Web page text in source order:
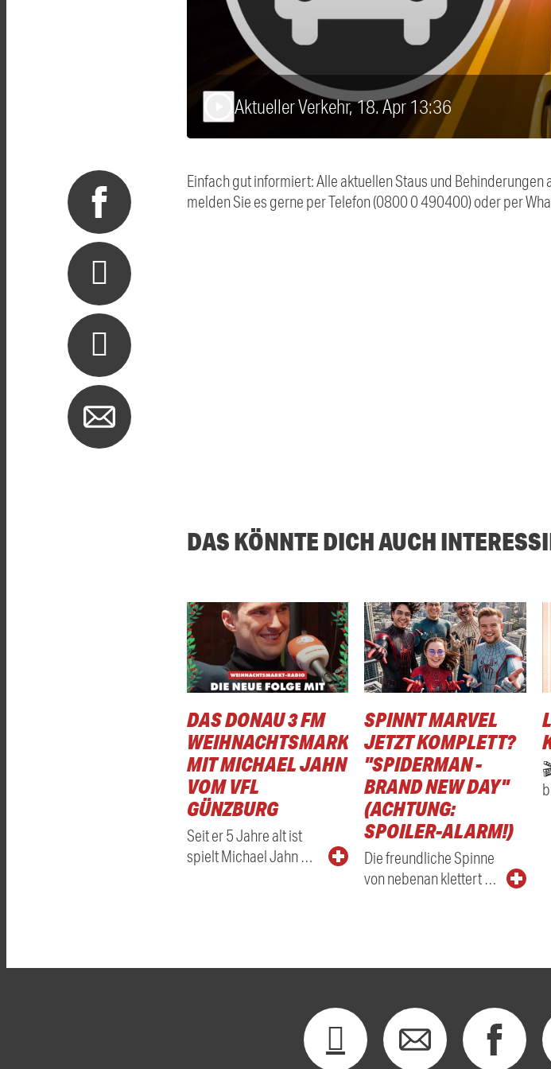
Aktueller Verkehr, 18. Apr 13:36
Einfach gut informiert: Alle aktuellen Staus und Behinderungen
melden Sie es gerne per Telefon (0800 0 490400) oder per
DAS KÖNNTE DICH AUCH
DAS DONAU 3 FM
WEIHNACHTSMARKTRADIO
MIT MICHAEL JAHN
VOM VFL
GÜNZBURG
Seit er 5 Jahre alt ist
spielt Michael Jahn …
SPINNT MARVEL
JETZT KOMPLETT?
"SPIDERMAN -
BRAND NEW DAY"
(ACHTUNG:
SPOILER-ALARM!)
Die freundliche Spinne
von nebenan klettert …